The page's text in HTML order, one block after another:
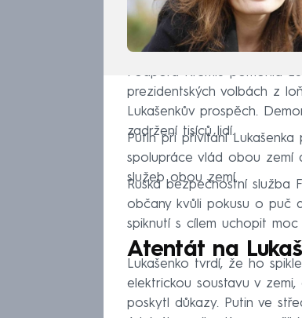
Podpora Kremlu pomohla
prezidentských volbách z
Lukašenkův prospěch.
zadržení tisíců lidí.
Putin při přivítání
spolupráce vlád obou zemí
služeb obou zemí.
Ruská bezpečnostní služba
občany kvůli pokusu o puč
spiknutí s cílem uchopit moc
Atentát na
Lukašenko tvrdí, že ho
elektrickou soustavu v
poskytl důkazy. Putin ve